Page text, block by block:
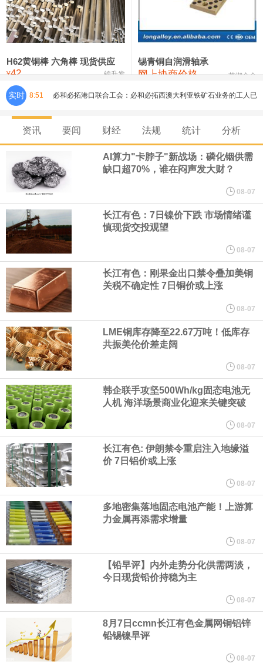
铸造铝合金锭(ZLD104) 24,300—24,500 24,400
压铸锌合金锭 26,500—26,700
氯化镍 38,300—40,300 39,300 0
H62黄铜棒 六角棒 现货供应
¥42 锦升发
锡青铜自润滑轴承
网上协商价格 芜湖合金
实时 8:51 必和必拓港口联合工会：必和必拓西澳大利亚铁矿石业务的工人已
8月7日，宇树科技董事长王兴兴网上路演时表示，报告期内，公司
研发费用金额分别为4,995.18万元、7,001.70万元、14,496.56万
元，最近3年复合增长率达70.36%，呈快速增长趋势，并形成多项
核心技术和知识产权。截至2026年1月31日，公司拥有262项专利权
（含境内发明专利20项）。
纽约期银日内涨4%，现报64.08美元/盎司。
宇树科技董事长、总经理兼首席技术官王兴兴在网上路演时表示，
经过多年研发创新和技术积累，公司逐步形成了包括一体化关节集
成技术、高紧凑度机器人身体集成技术、机器人激光雷达全自研核
心技术等多项已商业化应用的核心技术并已应用于公司的高性能通
用人形机器人、四足机器人等产品。
美国总统特朗普6日否认他对国防部长赫格塞思不满，称对赫格塞思
所做的工作“非常满意”。特朗普在社交媒体上发帖称，一些媒体有关
他与赫格塞思就弹药短缺问题发生冲突的报道是“完全没有根据的谣
言”，他对赫格塞思所做的工作“非常满意”。
纽约期银突破64美元/盎司，日内涨3.91%。
据报道，威刚近日在法说会上表示，在需求增加、价格走高及货源
稳定的三大有利因素带动下，预期第3季度营运将优于第2季度，并
资讯 要闻 财经 法规 统计 分析
AI算力"卡脖子"新战场：磷化铟供需
缺口超70%，谁在闷声发大财？
08-07
长江有色：7日镍价下跌 市场情绪谨
慎现货交投观望
08-07
长江有色：刚果金出口禁令叠加美铜
关税不确定性 7日铜价或上涨
08-07
LME铜库存降至22.67万吨！低库存
共振美伦价差走阔
08-07
韩企联手攻坚500Wh/kg固态电池无
人机 海洋场景商业化迎来关键突破
08-07
长江有色: 伊朗禁令重启注入地缘溢
价 7日铝价或上涨
08-07
多地密集落地固态电池产能！上游算
力金属再添需求增量
08-07
【铅早评】内外走势分化供需两淡，
今日现货铅价持稳为主
08-07
8月7日ccmn长江有色金属网铜铝锌
铅锡镍早评
08-07